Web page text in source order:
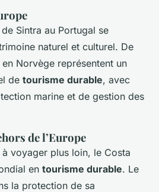
Sintra au Portugal se
naturel et culturel. De
Norvège représentent un
de tourisme durable, avec
marine et de gestion des
de l’Europe
voyager plus loin, le Costa
en tourisme durable. Le
la protection de sa